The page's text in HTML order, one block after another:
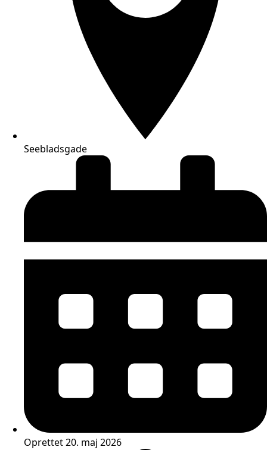
Seebladsgade
Oprettet 20. maj 2026